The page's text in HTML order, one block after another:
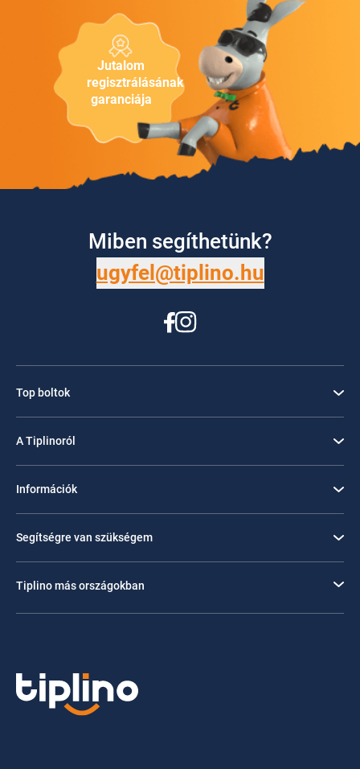
Jutalom
regisztrálásának
garanciája
Miben segíthetünk?
ugyfel@tiplino.hu
Top boltok
A Tiplinoról
Információk
Segítségre van szükségem
Tiplino más országokban